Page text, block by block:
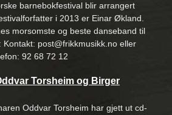
barnebokfestival blir arrangert
i 2013 er Einar Økland.
morsomste og beste danseband til
post@frikkmusikk.no eller
92 68 72 12
Torsheim og Birger
Oddvar Torsheim har gjett ut cd-